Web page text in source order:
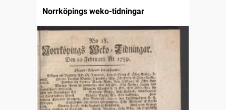
Norrköpings weko-tidningar